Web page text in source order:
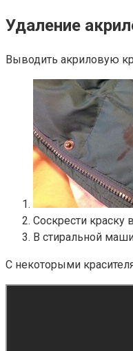
Удаление
Выводить акриловую
Соскрести
В стиральной
С некоторыми